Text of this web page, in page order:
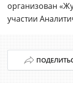
организован
участии